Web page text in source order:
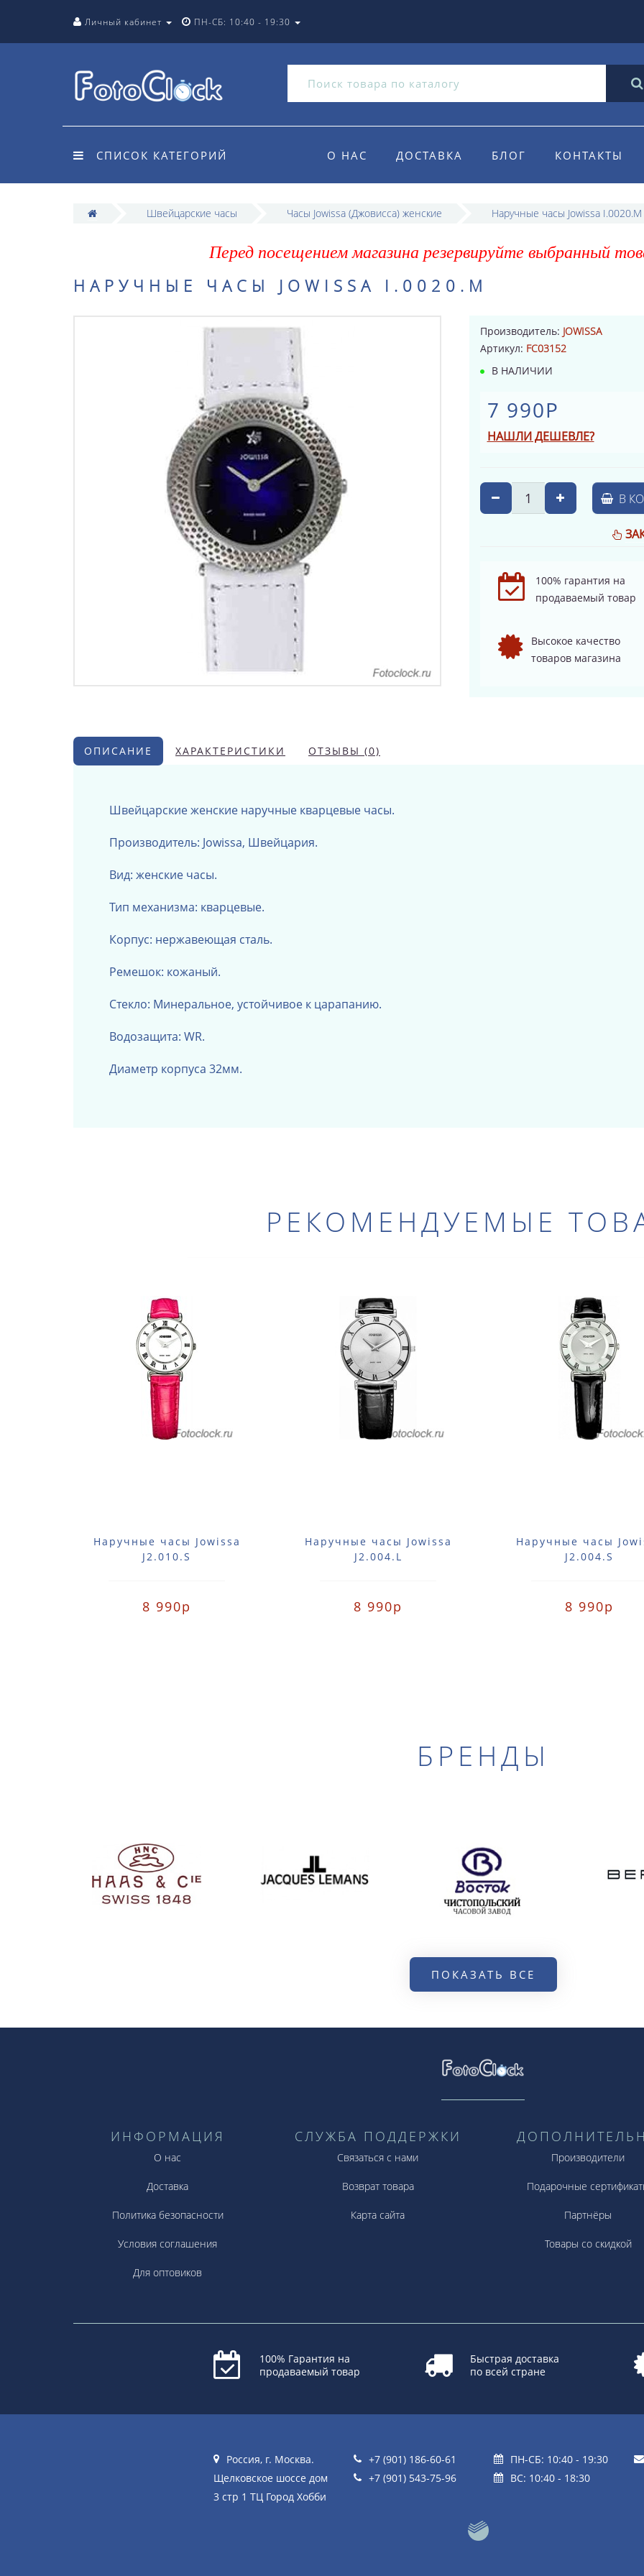
Личный кабинет ПН-СБ: 10:40 - 19:30
СПИСОК КАТЕГОРИЙ О НАС ДОСТАВКА БЛОГ КОНТАКТЫ
Швейцарские часы Часы Jowissa (Джовисса) женские Наручные часы Jowissa I.0020.M
Перед посещением магазина резервируйте выбранный
НАРУЧНЫЕ ЧАСЫ JOWISSA I.0020.M
Производитель: JOWISSA
Артикул: FC03152
В НАЛИЧИИ
7 990Р
НАШЛИ ДЕШЕВЛЕ?
В
100% гарантия на
продаваемый товар
Высокое качество
товаров магазина
ОПИСАНИЕ ХАРАКТЕРИСТИКИ ОТЗЫВЫ (0)
Швейцарские женские наручные кварцевые часы.
Производитель: Jowissa, Швейцария.
Вид: женские часы.
Тип механизма: кварцевые.
Корпус: нержавеющая сталь.
Ремешок: кожаный.
Стекло: Минеральное, устойчивое к царапанию.
Водозащита: WR.
Диаметр корпуса 32мм.
РЕКОМЕНДУЕМЫЕ
Наручные часы Jowissa
J2.010.S
8 990р
Наручные часы Jowissa
J2.004.L
8 990р
Наручные часы
J2.004.S
8 990р
БРЕНДЫ
ПОКАЗАТЬ ВСЕ
ИНФОРМАЦИЯ
О нас
Доставка
Политика безопасности
Условия соглашения
Для оптовиков
СЛУЖБА ПОДДЕРЖКИ
Связаться с нами
Возврат товара
Карта сайта
Производители
Подарочные
Партнёры
Товары со скидкой
100% Гарантия на
продаваемый товар
Быстрая доставка
по всей стране
Россия, г. Москва.
Щелковское шоссе дом
3 стр 1 ТЦ Город Хобби
+7 (901) 186-60-61
+7 (901) 543-75-96
ПН-СБ: 10:40 - 19:30
ВС: 10:40 - 18:30